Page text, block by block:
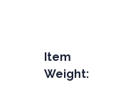
Item
Weight: